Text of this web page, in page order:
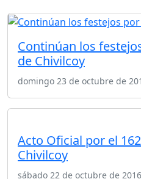
Continúan los
de Chivilcoy
domingo 23 de octubre de
Acto Oficial por el
Chivilcoy
sábado 22 de octubre de 2016